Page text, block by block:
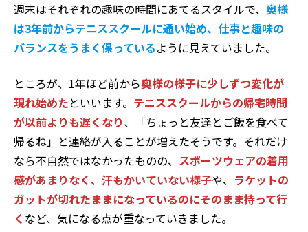
週末はそれぞれの趣味の時間にあてるスタイルで、 奥様
は3年前からテニススクールに通い始め、仕事と趣味の
バランスをうまく保っているように見えていました。
ところが、1年ほど前から奥様の様子に少しずつ変化が
現れ始めたといいます。 テニススクールからの帰宅時間
が以前よりも遅くなり、「ちょっと友達とご飯を食べて
帰るね」と連絡が入ることが増えたそうです。それだけ
なら不自然ではなかったものの、 スポーツウェアの着用
感があまりなく、汗もかいていない様子や、 ラケットの
ガットが切れたままになっているのにそのまま持って行
く など、気になる点が重なっていきました。